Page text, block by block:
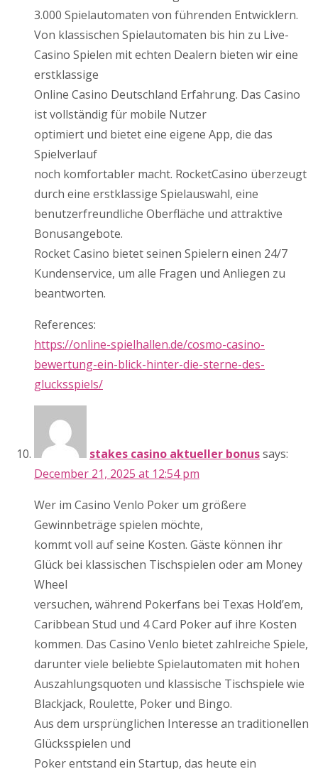
3.000 Spielautomaten von führenden Entwicklern.
Von klassischen Spielautomaten bis hin zu Live-
Casino Spielen mit echten Dealern bieten wir eine
erstklassige
Online Casino Deutschland Erfahrung. Das Casino
ist vollständig für mobile Nutzer
optimiert und bietet eine eigene App, die das
Spielverlauf
noch komfortabler macht. RocketCasino überzeugt
durch eine erstklassige Spielauswahl, eine
benutzerfreundliche Oberfläche und attraktive
Bonusangebote.
Rocket Casino bietet seinen Spielern einen 24/7
Kundenservice, um alle Fragen und Anliegen zu
beantworten.
References:
https://online-spielhallen.de/cosmo-casino-
bewertung-ein-blick-hinter-die-sterne-des-
glucksspiels/
stakes casino aktueller bonussays:
December 21, 2025 at 12:54 pm
Wer im Casino Venlo Poker um größere
Gewinnbeträge spielen möchte,
kommt voll auf seine Kosten. Gäste können ihr
Glück bei klassischen Tischspielen oder am Money
Wheel
versuchen, während Pokerfans bei Texas Hold’em,
Caribbean Stud und 4 Card Poker auf ihre Kosten
kommen. Das Casino Venlo bietet zahlreiche Spiele,
darunter viele beliebte Spielautomaten mit hohen
Auszahlungsquoten und klassische Tischspiele wie
Blackjack, Roulette, Poker und Bingo.
Aus dem ursprünglichen Interesse an traditionellen
Glücksspielen und
Poker entstand ein Startup, das heute ein